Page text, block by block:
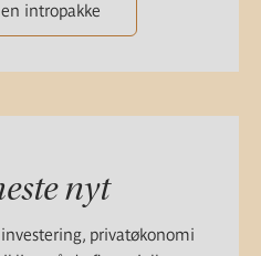
intropakke
nyt
privatøkonomi